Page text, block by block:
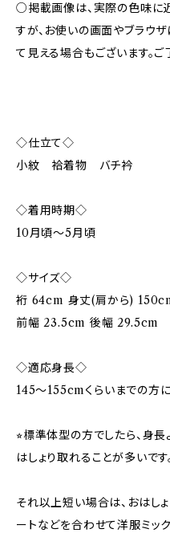
○掲載画像は、実際の色味に
すが、お使いの画面やブラウ
て見える場合もございます。ご
◇仕立て◇
小紋 袷着物 バチ衿
◇着用時期◇
10月頃〜5月頃
◇サイズ◇
裄 64cm 身丈(肩から)
前幅 23.5cm 後幅 29.5cm
◇適応身長◇
145～155cmくらいまでの方
⭐︎標準体型の方でしたら、身
はしょり取れることが多いです
それ以上短い場合は、おはし
ートなどを合わせて洋服ミッ